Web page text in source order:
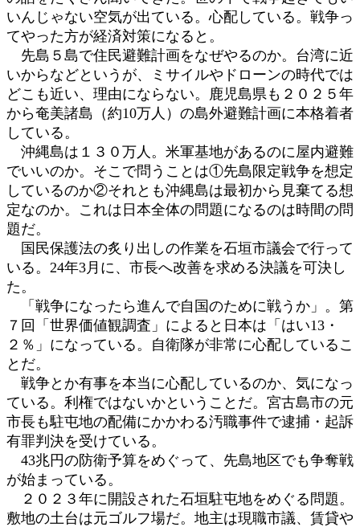
いんじゃない空気が出ている。心配している。戦争っ
てやった方が経済対策になると。
先島５島で住民避難計画をなぜやるのか。台湾に近
いからなどというが、ミサイルやドローンの時代では
どこも近い、理由にならない。鹿児島県も２０２５年
から奄美諸島（約10万人）の島外避難計画に本格着者
している。
沖縄島は１３０万人。米軍基地があるのに屋内避難
でいいのか。そこで問うことは①先島限定戦争を想定
しているのか②それとも沖縄島は最初から見棄てる想
定なのか。これは日本全体の問題になるのは時間の問
題だ。
国民保護法の炙り出しの作業を石垣市議会で行って
いる。24年3月に、市長へ改善を求める決議を可決し
た。
「戦争になったら進んで自国のために戦うか」。第
７回「世界価値観調査」によると日本は「はい13・
２％」になっている。自衛隊が非常に心配しているこ
とだ。
戦争とか有事を本当に心配しているのか、気になっ
ている。利権ではないかということだ。宮古島市の元
市長も駐屯地の配備にかかわる汚職事件で逮捕・起訴
有罪判決を受けている。
43兆円の防衛予算をめぐって、先島地区でも争奪戦
が始まっている。
２０２３年に開設された石垣駐屯地をめぐる問題。
敷地の土台は元ゴルフ場だ。地主は現職市議、賃貸や